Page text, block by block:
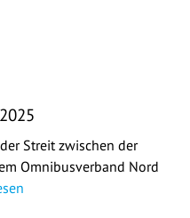
Streit zwischen der
Omnibusverband Nord